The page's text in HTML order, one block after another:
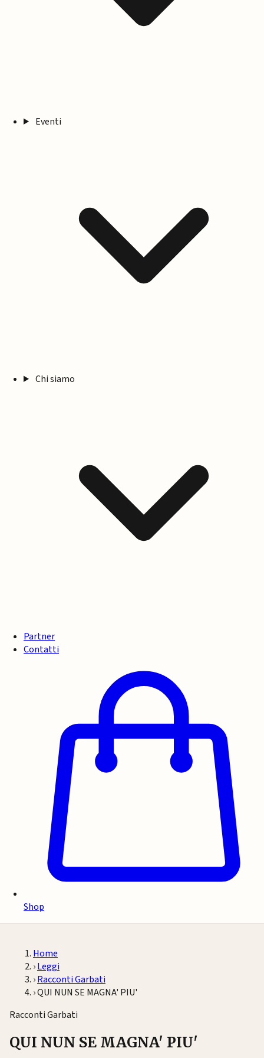
Eventi
Chi siamo
Partner
Contatti
Shop
Home
›Leggi
›Racconti Garbati
›QUI NUN SE MAGNA' PIU'
Racconti Garbati
QUI NUN SE MAGNA' PIU'